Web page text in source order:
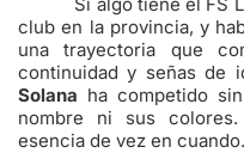
club en la provincia, y
una trayectoria que
continuidad y señas de
Solana ha competido
nombre ni sus
esencia de vez en cuando.